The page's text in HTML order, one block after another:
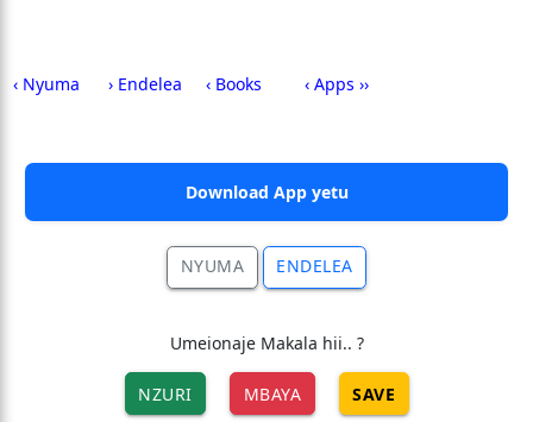
‹ Nyuma › Endelea ‹ Books ‹ Apps ››
Download App yetu
NYUMA ENDELEA
Umeionaje Makala hii.. ?
NZURI MBAYA SAVE